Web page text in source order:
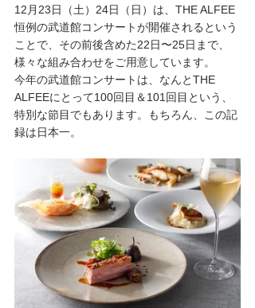
12月23日（土）24日（日）は、THE ALFEE
恒例の武道館コンサートが開催されるという
ことで、その前後含めた22日〜25日まで、
様々な組み合わせをご用意しています。
今年の武道館コンサートは、なんとTHE
ALFEEにとって100回目＆101回目という、
特別な節目でもあります。もちろん、この記
録は日本一。